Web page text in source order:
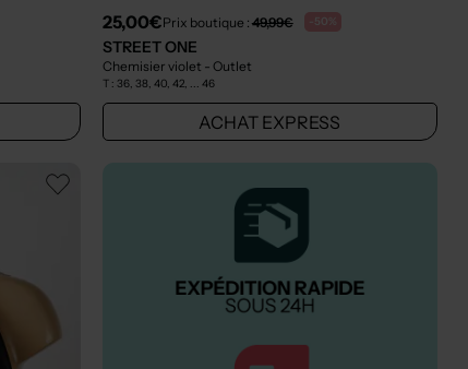
25,00€Prix boutique : 49,99€ -50%
STREET ONE
Chemisier violet - Outlet
T : 36, 38, 40, 42, ... 46
ACHAT EXPRESS